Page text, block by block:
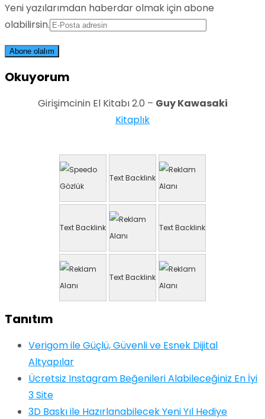
Yeni yazılarımdan haberdar olmak için abone
olabilirsin.
Okuyorum
Girişimcinin El Kitabı 2.0 – Guy Kawasaki
Kitaplık
Text Backlink
Text Backlink Text Backlink
Text Backlink
Tanıtım
Verigom ile Güçlü, Güvenli ve Esnek Dijital
Altyapılar
Ücretsiz Instagram Beğenileri Alabileceğiniz En İyi
3 Site
3D Baskı ile Hazırlanabilecek Yeni Yıl Hediye